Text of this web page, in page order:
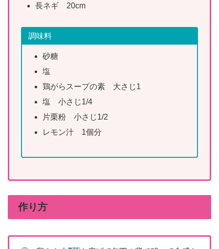
長ネギ 20cm
調味料
砂糖
塩
鶏がらスープの素 大さじ1
塩 小さじ1/4
片栗粉 小さじ1/2
レモン汁 1個分
作り方